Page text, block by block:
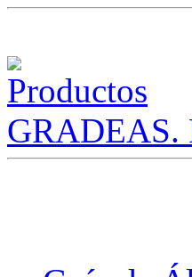
GRADEAS.